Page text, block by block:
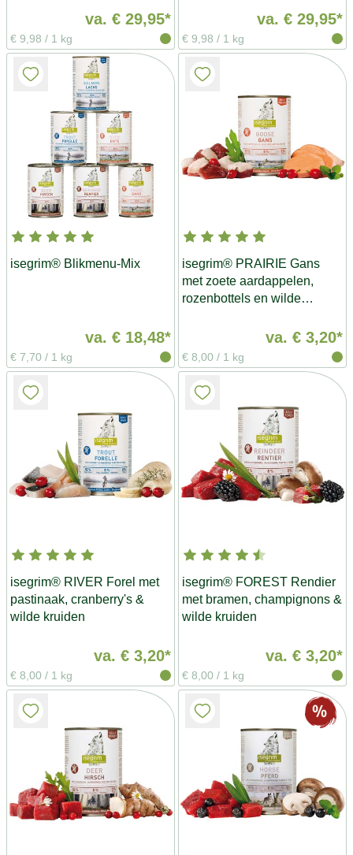
va. € 29,95*
€ 9,98 / 1 kg
va. € 29,95*
€ 9,98 / 1 kg
isegrim® Blikmenu-Mix
va. € 18,48*
€ 7,70 / 1 kg
isegrim® PRAIRIE Gans
met zoete aardappelen,
rozenbottels en wilde
va. € 3,20*
€ 8,00 / 1 kg
isegrim® RIVER Forel met
pastinaak, cranberry's &
wilde kruiden
va. € 3,20*
€ 8,00 / 1 kg
isegrim® FOREST Rendier
met bramen, champignons &
wilde kruiden
va. € 3,20*
€ 8,00 / 1 kg